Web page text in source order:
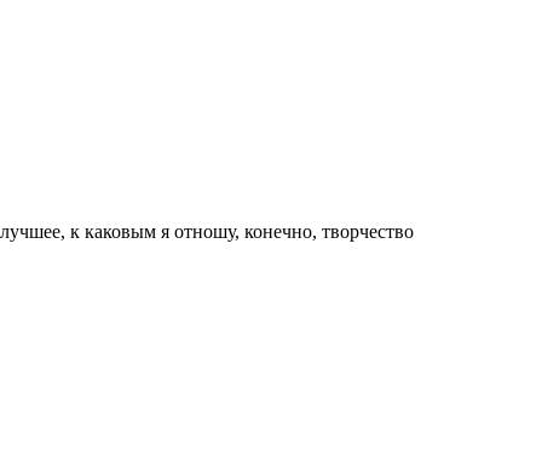
к каковым я отношу, конечно, творчество